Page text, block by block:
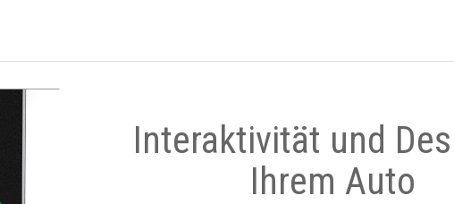
Interaktivität und
Ihrem Auto